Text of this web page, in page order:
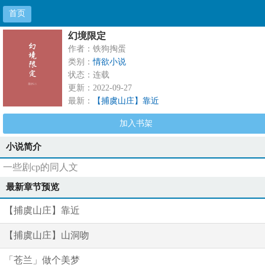
首页
幻境限定
作者：铁狗掏蛋
类别：情欲小说
状态：连载
更新：2022-09-27
最新：
【捕虞山庄】靠近
加入书架
小说简介
一些剧cp的同人文
最新章节预览
【捕虞山庄】靠近
【捕虞山庄】山洞吻
「苍兰」做个美梦